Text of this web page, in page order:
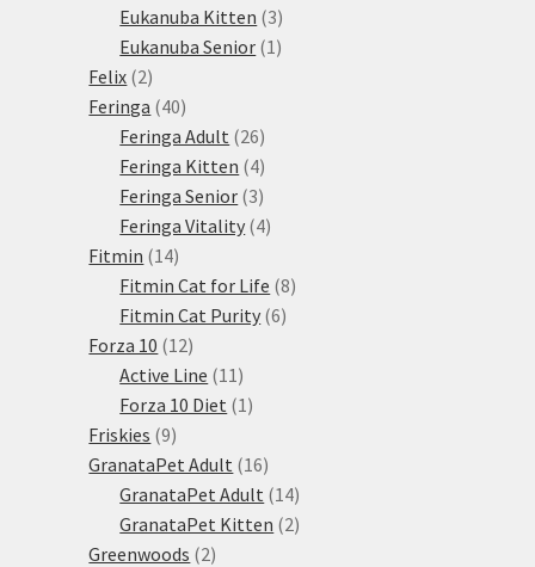
Eukanuba Kitten 33
produkty
Eukanuba Senior 1 1
Felix 22
produkty
Feringa 4040
produktů
Feringa Adult 2626
produktů
Feringa Kitten 44
produkty
Feringa Senior 33
produkty
Feringa Vitality 44
Fitmin 1414
produktů
Fitmin Cat for Life 88
Fitmin Cat Purity 66
Forza 10 1212
produktů
Active Line 11 11
produktů
Forza 10 Diet 1 1
Friskies 99
produktů
GranataPet Adult 1616
produktů
GranataPet Adult 1414
produktů
GranataPet Kitten 22
Greenwoods 22